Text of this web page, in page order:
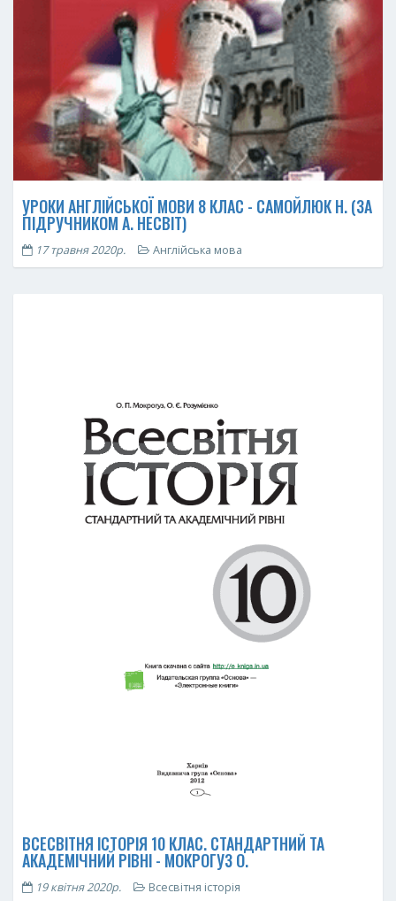
УРОКИ АНГЛІЙСЬКОЇ МОВИ 8 КЛАС - САМОЙЛЮК Н. (ЗА
ПІДРУЧНИКОМ А. НЕСВІТ)
17 травня 2020р. Англійська мова
ВСЕСВІТНЯ ІСТОРІЯ 10 КЛАС. СТАНДАРТНИЙ ТА
АКАДЕМІЧНИЙ РІВНІ - МОКРОГУЗ О.
19 квітня 2020р. Всесвітня історія